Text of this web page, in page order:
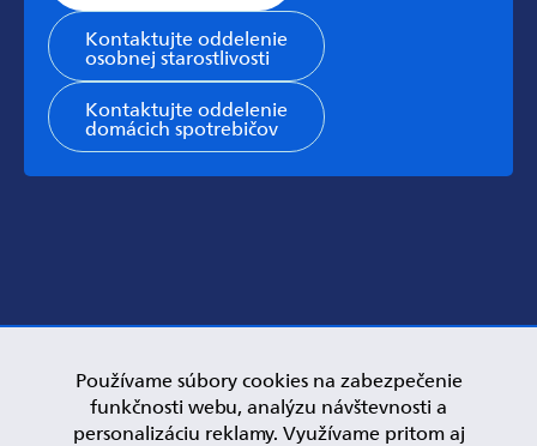
Používame súbory cookies na zabezpečenie
funkčnosti webu, analýzu návštevnosti a
personalizáciu reklamy. Využívame pritom aj
Kontaktujte oddelenie
osobnej starostlivosti
Kontaktujte oddelenie
domácich spotrebičov